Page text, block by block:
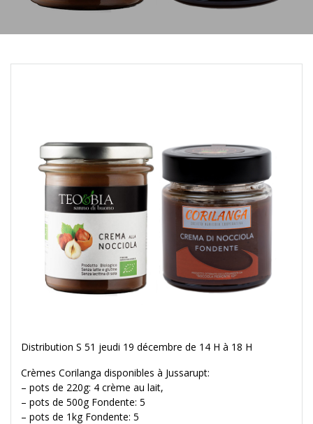
Distribution S 51 jeudi 19 décembre de 14 H à 18 H
Crèmes Corilanga disponibles à Jussarupt:
– pots de 220g: 4 crème au lait,
– pots de 500g Fondente: 5
– pots de 1kg Fondente: 5